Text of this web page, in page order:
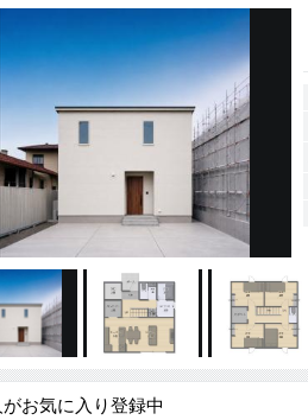
がお気に入り登録中